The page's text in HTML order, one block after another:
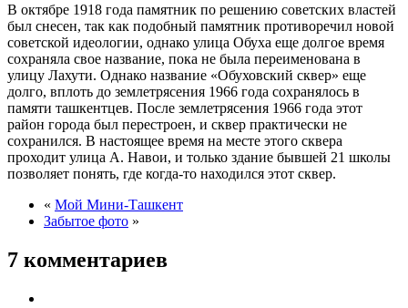
В октябре 1918 года памятник по решению советских властей
был снесен, так как подобный памятник противоречил новой
советской идеологии, однако улица Обуха еще долгое время
сохраняла свое название, пока не была переименована в
улицу Лахути. Однако название «Обуховский сквер» еще
долго, вплоть до землетрясения 1966 года сохранялось в
памяти ташкентцев. После землетрясения 1966 года этот
район города был перестроен, и сквер практически не
сохранился. В настоящее время на месте этого сквера
проходит улица А. Навои, и только здание бывшей 21 школы
позволяет понять, где когда-то находился этот сквер.
« Мой Мини-Ташкент
Забытое фото »
7 комментариев